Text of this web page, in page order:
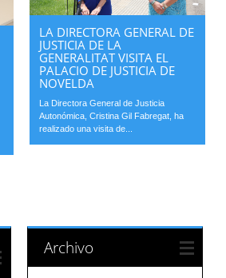
LA DIRECTORA GENERAL DE
JUSTICIA DE LA
GENERALITAT VISITA EL
PALACIO DE JUSTICIA DE
NOVELDA
La Directora General de Justicia
Autonómica, Cristina Gil Fabregat, ha
realizado una visita de...
Archivo